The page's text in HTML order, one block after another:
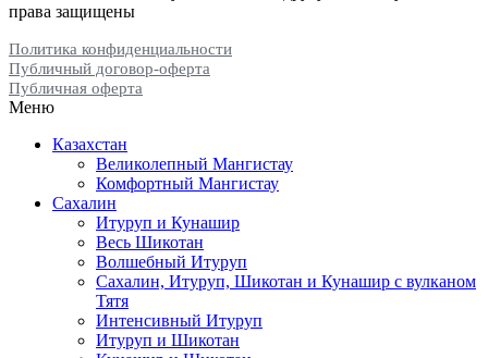
права защищены
Политика конфиденциальности
Публичный договор-оферта
Публичная оферта
Меню
Казахстан
Великолепный Мангистау
Комфортный Мангистау
Сахалин
Итуруп и Кунашир
Весь Шикотан
Волшебный Итуруп
Сахалин, Итуруп, Шикотан и Кунашир с вулканом
Тятя
Интенсивный Итуруп
Итуруп и Шикотан